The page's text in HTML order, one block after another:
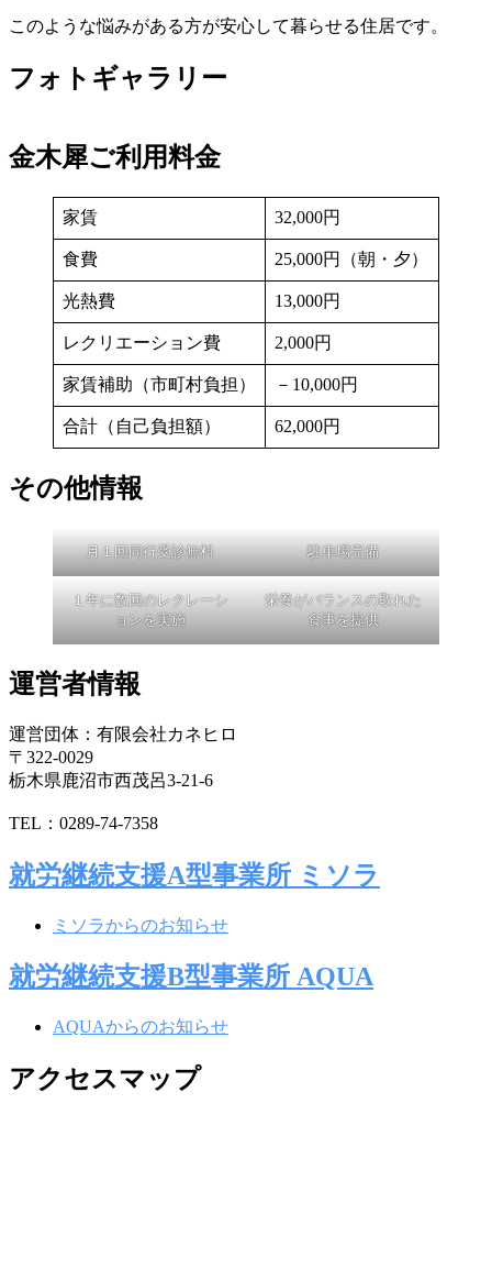
日
conect
このような悩みがある方が安心して暮らせる住居です。
フォトギャラリー
金木犀ご利用料金
家賃 32,000円
食費 25,000円（朝・夕）
光熱費 13,000円
レクリエーション費 2,000円
家賃補助（市町村負担） －10,000円
合計（自己負担額） 62,000円
その他情報
月１回同行受診無料 駐車場完備
１年に数回のレクレーシ
ョンを実施
栄養がバランスの取れた
食事を提供
運営者情報
運営団体：有限会社カネヒロ
〒322-0029
栃木県鹿沼市西茂呂3-21-6
TEL：0289-74-7358
就労継続支援A型事業所 ミソラ
ミソラからのお知らせ
就労継続支援B型事業所 AQUA
AQUAからのお知らせ
アクセスマップ